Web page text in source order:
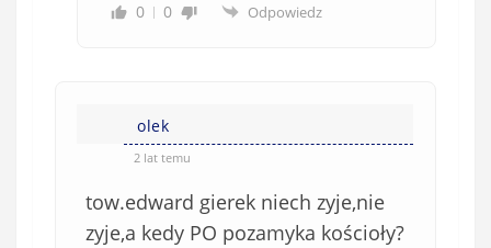
0
0 Odpowiedz
olek
2 lat temu
tow.edward gierek niech zyje,nie
zyje,a kedy PO pozamyka kościoły?